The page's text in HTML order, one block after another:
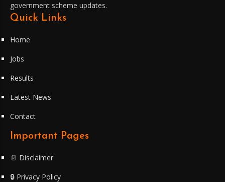
government scheme updates.
Quick Links
Home
Jobs
Results
Latest News
Contact
Important Pages
📄 Disclaimer
🔒 Privacy Policy